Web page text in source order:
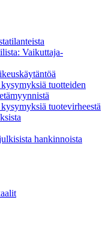
Vaikuttaja­
tuotteiden
tuotevirheestä
hankinnoista